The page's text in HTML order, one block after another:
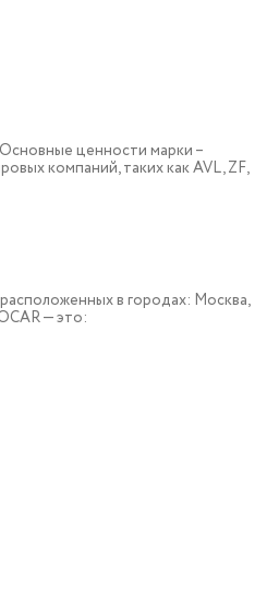
ценности марки –
компаний, таких как AVL, ZF,
в городах: Москва,
— это: